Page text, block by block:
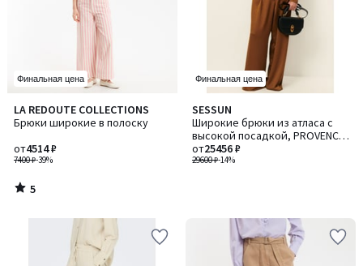
Финальная цена
LA REDOUTE COLLECTIONS
Брюки широкие в полоску
7400 ₽-39%
от4514 ₽
5
/
5
/
Финальная цена
SESSUN
Широкие брюки из атласа с
высокой посадкой, PROVENCO
/ ПРОВЕНКО
29600 ₽-14%
от25456 ₽